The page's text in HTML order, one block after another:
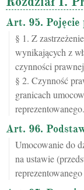
Art. 95. Pojęcie
§ 1. Z
wynikających z
czynności
§ 2. Czynność
granicach
reprezentowanego.
Art. 96.
Umocowanie do
na ustawie